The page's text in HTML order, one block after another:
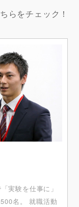
らをチェック！
実験を仕事に」
名。 就職活動